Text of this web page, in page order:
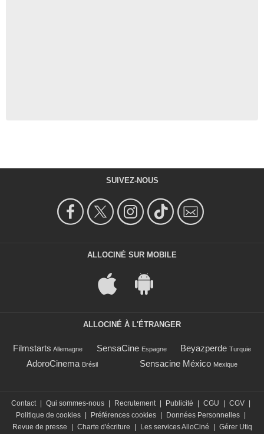
SUIVEZ-NOUS
ALLOCINÉ SUR MOBILE
ALLOCINÉ À L'ÉTRANGER
Filmstarts Allemagne SensaCine Espagne Beyazperde Turquie
AdoroCinema Brésil Sensacine México Mexique
Contact | Qui sommes-nous | Recrutement | Publicité | CGU | CGV |
Politique de cookies | Préférences cookies | Données Personnelles |
Revue de presse
| Charte d'écriture | Les services AlloCiné | Gérer Utiq